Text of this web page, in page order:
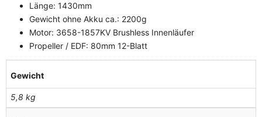
Länge: 1430mm
Gewicht ohne Akku ca.: 2200g
Motor: 3658-1857KV Brushless Innenläufer
Propeller / EDF: 80mm 12-Blatt
Gewicht
5,8 kg